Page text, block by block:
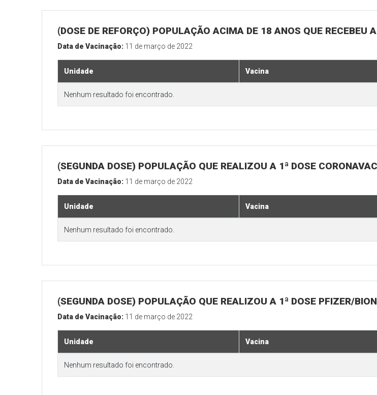
(DOSE DE REFORÇO) POPULAÇÃO ACIMA DE 18 ANOS QUE RECEBEU
Data de Vacinação: 11 de março de 2022
Unidade Vacina
Nenhum resultado foi encontrado.
(SEGUNDA DOSE) POPULAÇÃO QUE REALIZOU A 1ª DOSE
Data de Vacinação: 11 de março de 2022
Unidade Vacina
Nenhum resultado foi encontrado.
(SEGUNDA DOSE) POPULAÇÃO QUE REALIZOU A 1ª DOSE PFIZER/
Data de Vacinação: 11 de março de 2022
Unidade Vacina
Nenhum resultado foi encontrado.